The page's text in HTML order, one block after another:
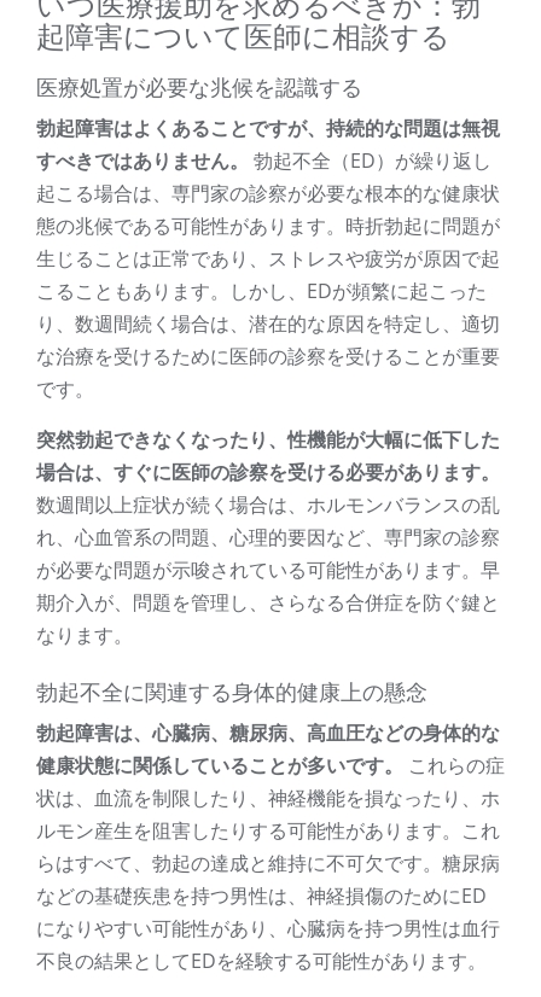
起障害について医師に相談する
医療処置が必要な兆候を認識する
勃起障害はよくあることですが、持続的な問題は無視
すべきではありません。
勃起不全（ED）が繰り返し
起こる場合は、専門家の診察が必要な根本的な健康状
態の兆候である可能性があります。時折勃起に問題が
生じることは正常であり、ストレスや疲労が原因で起
こることもあります。しかし、EDが頻繁に起こった
り、数週間続く場合は、潜在的な原因を特定し、適切
な治療を受けるために医師の診察を受けることが重要
です。
突然勃起できなくなったり、性機能が大幅に低下した
場合は、すぐに医師の診察を受ける必要があります。
数週間以上症状が続く場合は、ホルモンバランスの乱
れ、心血管系の問題、心理的要因など、専門家の診察
が必要な問題が示唆されている可能性があります。早
期介入が、問題を管理し、さらなる合併症を防ぐ鍵と
なります。
勃起不全に関連する身体的健康上の懸念
勃起障害は、心臓病、糖尿病、高血圧などの身体的な
健康状態に関係していることが多いです。
これらの症
状は、血流を制限したり、神経機能を損なったり、ホ
ルモン産生を阻害したりする可能性があります。これ
らはすべて、勃起の達成と維持に不可欠です。糖尿病
などの基礎疾患を持つ男性は、神経損傷のためにED
になりやすい可能性があり、心臓病を持つ男性は血行
不良の結果としてEDを経験する可能性があります。